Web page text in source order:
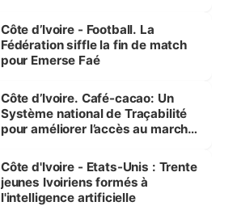
Côte d’Ivoire - Football. La
Fédération siffle la fin de match
pour Emerse Faé
Côte d’Ivoire. Café-cacao: Un
Système national de Traçabilité
pour améliorer l’accès au marché
Côte d'Ivoire - Etats-Unis : Trente
jeunes Ivoiriens formés à
l'intelligence artificielle